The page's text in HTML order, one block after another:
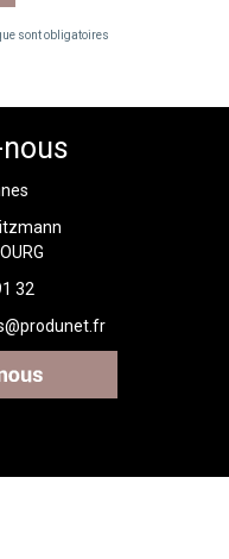
sont obligatoires
32